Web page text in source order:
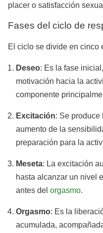
placer o satisfacción
Fases del ciclo de
El ciclo se divide en cinco
Deseo: Es la fase
motivación hacia la
componente
Excitación: Se produce
aumento de la
preparación para la
Meseta: La excitación
hasta alcanzar un nivel
antes del orgasmo.
Orgasmo: Es la
acumulada,